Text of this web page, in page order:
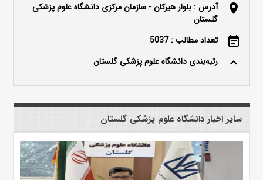
location_on
آدرس : بلوار هیرکان - سازمان مرکزی دانشگاه علوم پزشکی
گلستان
event_note تعداد مطالب : 5037
keyboard_arrow_up رتبه‌بندی دانشگاه علوم پزشکی گلستان
سایر اخبار دانشگاه علوم پزشکی گلستان